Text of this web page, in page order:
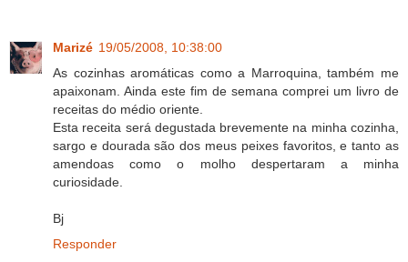
Marizé 19/05/2008, 10:38:00
As cozinhas aromáticas como a Marroquina, também me
apaixonam. Ainda este fim de semana comprei um livro de
receitas do médio oriente.
Esta receita será degustada brevemente na minha cozinha,
sargo e dourada são dos meus peixes favoritos, e tanto as
amendoas como o molho despertaram a minha
curiosidade.
Bj
Responder